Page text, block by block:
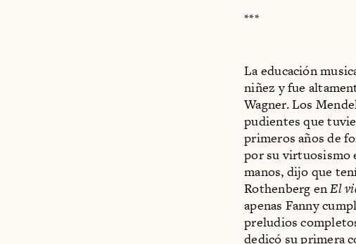
***
La educación
niñez y fue
Wagner. Los
pudientes que
primeros años de
por su virtuosismo
manos, dijo que
Rothenberg enEl
apenas Fanny
preludios
dedicó su primera